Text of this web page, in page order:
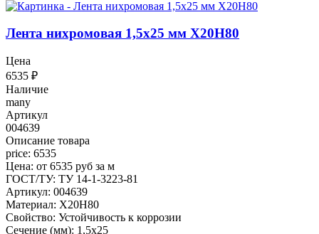
Лента нихромовая 1,5x25 мм Х20Н80
Цена
6535 ₽
Наличие
many
Артикул
004639
Описание товара
price: 6535
Цена: от 6535 руб за м
ГОСТ/ТУ: ТУ 14-1-3223-81
Артикул: 004639
Материал: Х20Н80
Свойство: Устойчивость к коррозии
Сечение (мм): 1,5x25